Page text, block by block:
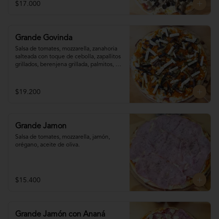
$17.000
Grande Govinda
Salsa de tomates, mozzarella, zanahoria
salteada con toque de cebolla, zapallitos
grillados, berenjena grillada, palmitos,
$19.200
Grande Jamon
Salsa de tomates, mozzarella, jamón,
orégano, aceite de oliva.
$15.400
Grande Jamón con Ananá